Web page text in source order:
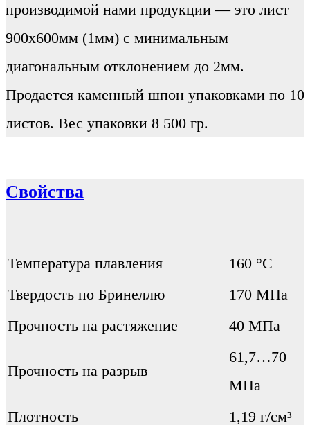
производимой нами продукции — это лист
900х600мм (1мм) с минимальным
диагональным отклонением до 2мм.
Продается каменный шпон упаковками по 10
листов. Вес упаковки 8 500 гр.
Свойства
Температура плавления
160 °C
Твердость по Бринеллю
170 МПа
Прочность на растяжение
40 МПа
Прочность на разрыв
61,7…70
МПа
Плотность
1,19 г/см³